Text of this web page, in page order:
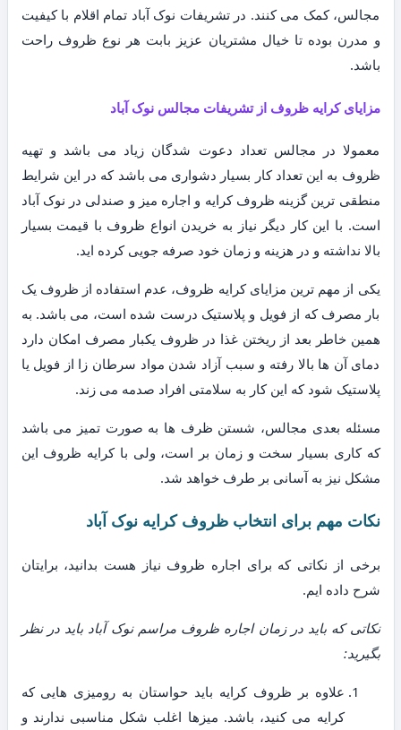
مجالس، کمک می کنند. در تشریفات نوک آباد تمام اقلام با کیفیت
و مدرن بوده تا خیال مشتریان عزیز بابت هر نوع ظروف راحت
باشد.
مزایای کرایه ظروف از تشریفات مجالس نوک آباد
معمولا در مجالس تعداد دعوت شدگان زیاد می باشد و تهیه
ظروف به این تعداد کار بسیار دشواری می باشد که در این شرایط
منطقی ترین گزینه ظروف کرایه و اجاره میز و صندلی در نوک آباد
است. با این کار دیگر نیاز به خریدن انواع ظروف با قیمت بسیار
بالا نداشته و در هزینه و زمان خود صرفه جویی کرده اید.
یکی از مهم ترین مزایای کرایه ظروف، عدم استفاده از ظروف یک
بار مصرف که از فویل و پلاستیک درست شده است، می باشد. به
همین خاطر بعد از ریختن غذا در ظروف یکبار مصرف امکان دارد
دمای آن ها بالا رفته و سبب آزاد شدن مواد سرطان زا از فویل یا
پلاستیک شود که این کار به سلامتی افراد صدمه می زند.
مسئله بعدی مجالس، شستن ظرف ها به صورت تمیز می باشد
که کاری بسیار سخت و زمان بر است، ولی با کرایه ظروف این
مشکل نیز به آسانی بر طرف خواهد شد.
نکات مهم برای انتخاب ظروف کرایه نوک آباد
برخی از نکاتی که برای اجاره ظروف نیاز هست بدانید، برایتان
شرح داده ایم.
نکاتی که باید در زمان اجاره ظروف مراسم نوک آباد باید در نظر
بگیرید:
علاوه بر ظروف کرایه باید حواستان به رومیزی هایی که
کرایه می کنید، باشد. میزها اغلب شکل مناسبی ندارند و